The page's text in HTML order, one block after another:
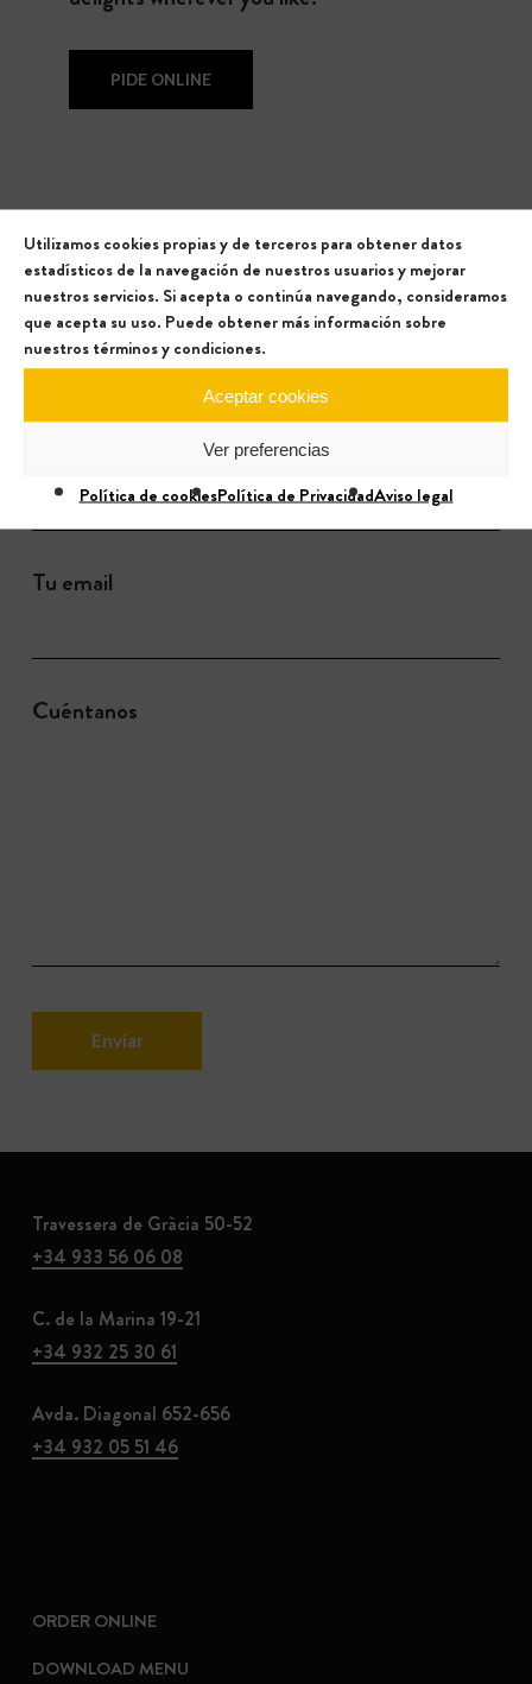
Utilizamos cookies propias y de terceros para obtener datos
estadísticos de la navegación de nuestros usuarios y mejorar
nuestros servicios. Si acepta o continúa navegando, consideramos
que acepta su uso. Puede obtener más información sobre
nuestros términos y condiciones.
Aceptar cookies
Ver preferencias
Política de cookiesPolítica de PrivacidadAviso legal
PIDE ONLINE
Getintouch
Don’t hesitate to contact us with any questions
or comments you may have. We’ll be happy to
Tu email
Cuéntanos
Travessera de Gràcia 50-52
+34 933 56 06 08
C. de la Marina 19-21
+34 932 25 30 61
Avda. Diagonal 652-656
+34 932 05 51 46
ORDER ONLINE
DOWNLOAD MENU